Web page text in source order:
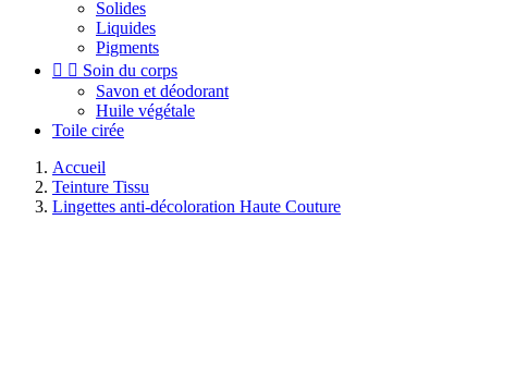
Solides
Liquides
Pigments
  Soin du corps
Savon et déodorant
Huile végétale
Toile cirée
Accueil
Teinture Tissu
Lingettes anti-décoloration Haute Couture